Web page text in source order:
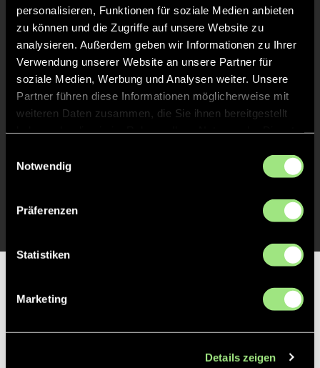
personalisieren, Funktionen für soziale Medien anbieten
zu können und die Zugriffe auf unsere Website zu
analysieren. Außerdem geben wir Informationen zu Ihrer
Verwendung unserer Website an unsere Partner für
soziale Medien, Werbung und Analysen weiter. Unsere
Partner führen diese Informationen möglicherweise mit
weiteren Daten zusammen, die Sie ihnen bereitgestellt
Notwendig
Präferenzen
Statistiken
Marketing
Details zeigen